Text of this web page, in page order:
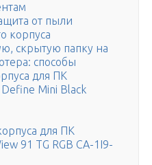
от пыли
корпуса
скрытую папку на
способы
для ПК
Mini Black
для ПК
91 TG RGB CA-1I9-